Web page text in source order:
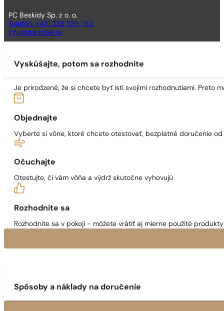
PC Beskidy Sp. z o. o.
Telefón: +421 233 329 762
info@parizske.sk
Vyskúšajte, potom sa rozhodnite
Je prirodzené, že si chcete byť istí svojimi rozhodnutiami. Preto
Objednajte
Vyberte si vône, ktoré chcete otestovať, bezplatné doručenie
Očuchajte
Otestujte, či vám vôňa a výdrž skutočne vyhovujú
Rozhodnite sa
Rozhodnite sa v pokoji - môžete vrátiť aj mierne použité
Spôsoby a náklady na doručenie